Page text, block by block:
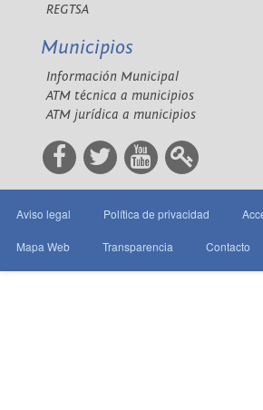
REGTSA
Municipios
Información Municipal
ATM técnica a municipios
ATM jurídica a municipios
Aviso legal Política de privacidad
Mapa Web Transparencia Contacto